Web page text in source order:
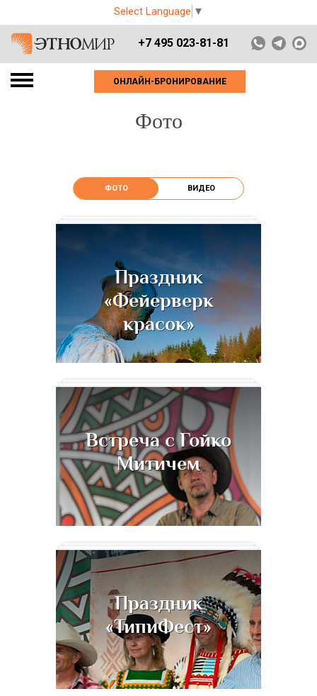
Select Language ▼
+7 495 023-81-81
ОНЛАЙН-БРОНИРОВАНИЕ
Фото
ФОТО ВИДЕО
Праздник
«Фейерверк
красок»
Встреча с Гойко
Митичем
Праздник
«ТипиФест»